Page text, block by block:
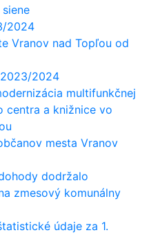
2024
Vranov nad Topľou od
2024
multifunkčnej
centra a knižnice vo
mesta Vranov
dodržalo
zmesový komunálny
údaje za 1.